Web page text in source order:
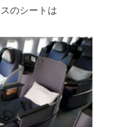
のシートは